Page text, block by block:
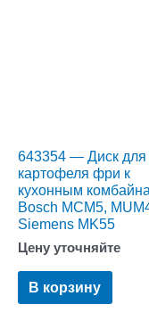
643354 — Диск для
картофеля фри к
кухонным
Bosch MCM5,
Siemens MK55
Цену уточняйте
В корзину